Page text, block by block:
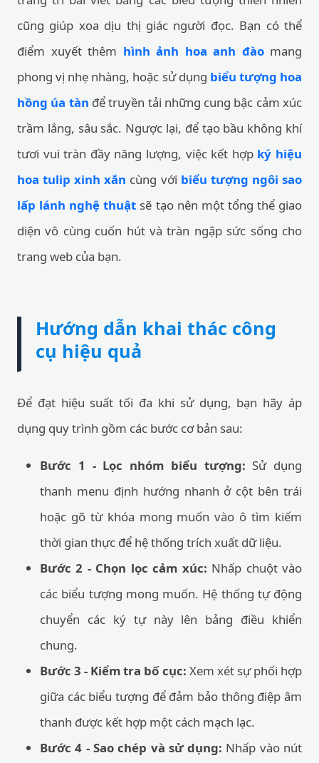
cũng giúp xoa dịu thị giác người đọc. Bạn có thể
điểm xuyết thêm hình ảnh hoa anh đàomang
phong vị nhẹ nhàng, hoặc sử dụng biểu tượng hoa
hồng úa tàn để truyền tải những cung bậc cảm xúc
trầm lắng, sâu sắc. Ngược lại, để tạo bầu không khí
tươi vui tràn đầy năng lượng, việc kết hợp ký hiệu
hoa tulip xinh xắn cùng với biểu tượng ngôi sao
lấp lánh nghệ thuật sẽ tạo nên một tổng thể giao
diện vô cùng cuốn hút và tràn ngập sức sống cho
trang web của bạn.
Hướng dẫn khai thác công
cụ hiệu quả
Để đạt hiệu suất tối đa khi sử dụng, bạn hãy áp
dụng quy trình gồm các bước cơ bản sau:
Bước 1 - Lọc nhóm biểu tượng: Sử dụng
thanh menu định hướng nhanh ở cột bên trái
hoặc gõ từ khóa mong muốn vào ô tìm kiếm
thời gian thực để hệ thống trích xuất dữ liệu.
Bước 2 - Chọn lọc cảm xúc: Nhấp chuột vào
các biểu tượng mong muốn. Hệ thống tự động
chuyển các ký tự này lên bảng điều khiển
chung.
Bước 3 - Kiểm tra bố cục: Xem xét sự phối hợp
giữa các biểu tượng để đảm bảo thông điệp âm
thanh được kết hợp một cách mạch lạc.
Bước 4 - Sao chép và sử dụng: Nhấp vào nút